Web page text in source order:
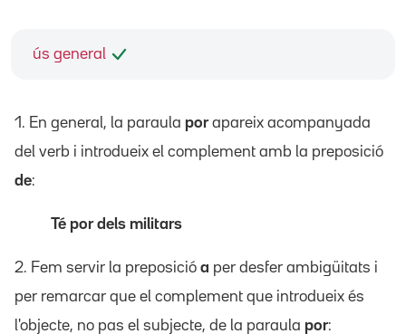
ús general
1. En general, la paraula porapareix acompanyada
del verb i introdueix el complement amb la preposició
de:
Té por dels militars
2. Fem servir la preposició a per desfer ambigüitats i
per remarcar que el complement que introdueix és
l'objecte, no pas el subjecte, de la paraula por: